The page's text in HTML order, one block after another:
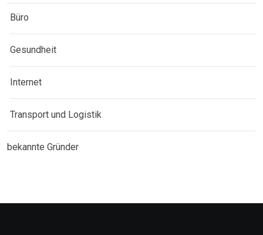
Büro
Gesundheit
Internet
Transport und Logistik
bekannte Gründer